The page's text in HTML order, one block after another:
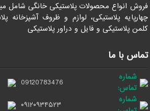
فروش انواع محصولات پلاستیکی خانگی شامل
چهارپایه پلاستیکی، لوازم و ظروف آشپزخانه
کلمن پلاستیکی و فایل و دراور پلاستیکی
تماس با ما
شماره
تماس:
09120783476
شماره
۰۹۱۲۰۹۳۴۵۲۳